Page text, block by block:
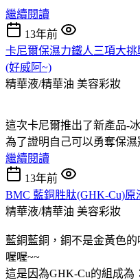
繼續閱讀
13年前
卡尼爾保濕力鐵人三項大
(好威阿~)
精華液/精華油 美容彩妝
這次卡尼爾推出了新產品-
為了證明自己可以勇奪保濕
繼續閱讀
13年前
BMC 藍銅胜肽(GHK-Cu)原
精華液/精華油 美容彩妝
藍銅藍銅，銅不是金黃色
喔喔~~
這是因為GHK-Cu的組成為